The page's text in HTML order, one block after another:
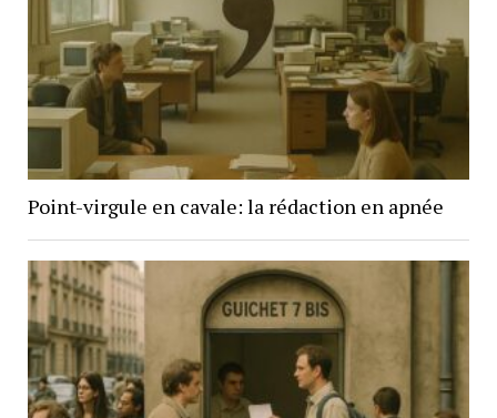
Point-virgule en cavale: la rédaction en apnée